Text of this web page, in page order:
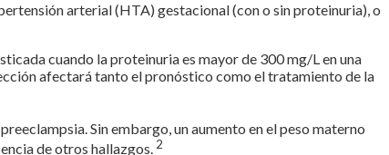
arterial (HTA) gestacional (con o sin proteinuria), o
cuando la proteinuria es mayor de 300 mg/L en una
afectará tanto el pronóstico como el tratamiento de la
Sin embargo, un aumento en el peso materno
de otros hallazgos. 2